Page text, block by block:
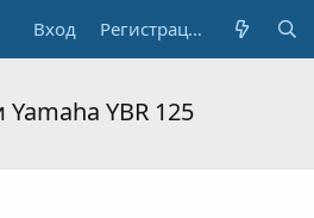
Вход Регистрация
YBR 125